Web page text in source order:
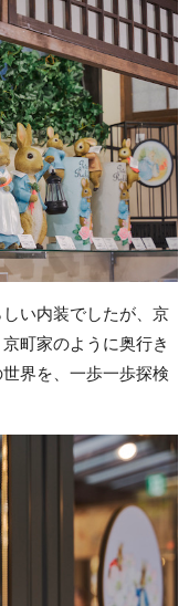
い内装でしたが、京
町家のように奥行き
界を、一歩一歩探検